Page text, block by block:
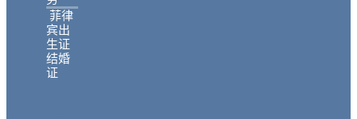
菲律
宾出
生证
结婚
证